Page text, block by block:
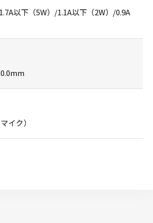
以下（5W）/1.1A以下（2W）/0.9A
イク）